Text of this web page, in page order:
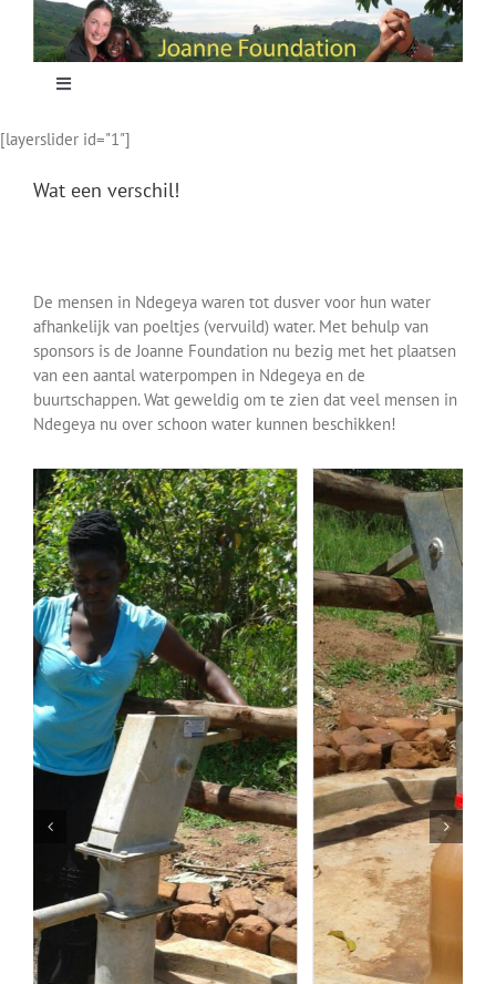
content
Toggle
Home
Nieuws
Sponsoring
Over ons
Contact
[layerslider id="1"]
Wat een verschil!
De mensen in Ndegeya waren tot dusver voor hun water
afhankelijk van poeltjes (vervuild) water. Met behulp van
sponsors is de Joanne Foundation nu bezig met het plaatsen
van een aantal waterpompen in Ndegeya en de
buurtschappen. Wat geweldig om te zien dat veel mensen in
Ndegeya nu over schoon water kunnen beschikken!